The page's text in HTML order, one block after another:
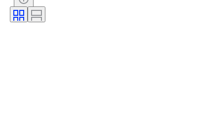
Technique
Édition